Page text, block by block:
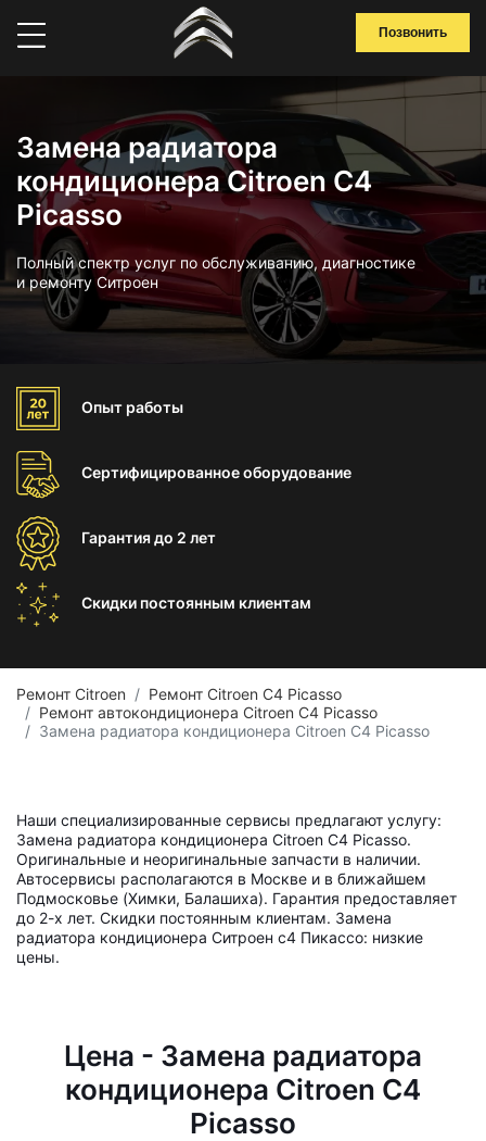
Позвонить
Замена радиатора
кондиционера Citroen C4
Picasso
Полный спектр услуг по обслуживанию, диагностике
и ремонту Ситроен
Опыт работы
Сертифицированноеоборудование
Гарантиядо 2 лет
Скидки постоянным клиентам
Ремонт Citroen
Ремонт Citroen C4 Picasso
Ремонт автокондиционера Citroen C4 Picasso
Замена радиатора кондиционера Citroen C4 Picasso
Наши специализированные сервисы предлагают услугу:
Замена радиатора кондиционера Citroen C4 Picasso.
Оригинальные и неоригинальные запчасти в наличии.
Автосервисы располагаются в Москве и в ближайшем
Подмосковье (Химки, Балашиха). Гарантия предоставляет
до 2-х лет. Скидки постоянным клиентам. Замена
радиатора кондиционера Ситроен с4 Пикассо: низкие
цены.
Цена - Замена радиатора
кондиционера Citroen C4
Picasso